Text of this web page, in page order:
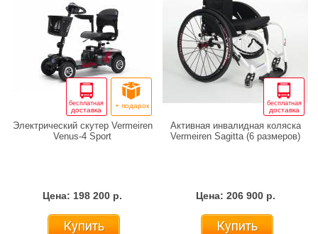
бесплатная
доставка
+ подарок
Электрический скутер Vermeiren
Venus-4 Sport
Цена: 198 200 р.
Купить
бесплатная
доставка
Активная инвалидная коляска
Vermeiren Sagitta (6 размеров)
Цена: 206 900 р.
Купить